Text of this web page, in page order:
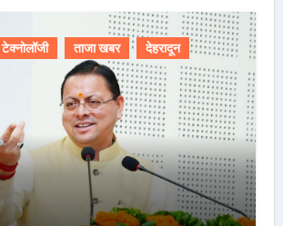
टेक्नोलॉजी ताजा खबर देहरादून